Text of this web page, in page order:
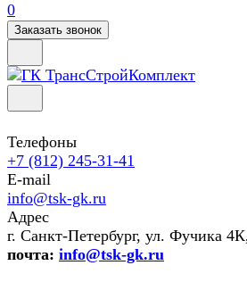
0
Заказать звонок
Телефоны
+7 (812) 245-31-41
E-mail
info@tsk-gk.ru
Адрес
г. Санкт-Петербург, ул. Фучика
почта: info@tsk-gk.ru